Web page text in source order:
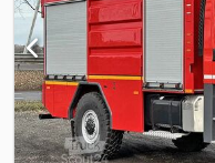
Vierwielaandrijving -
informatie = Technische
Motorinhoud: 12.419 cc
12.28 OD, automatisch
Remmen: Trommelremmen
Gewichten Leeggewicht:
Maximaal toelaatbaar